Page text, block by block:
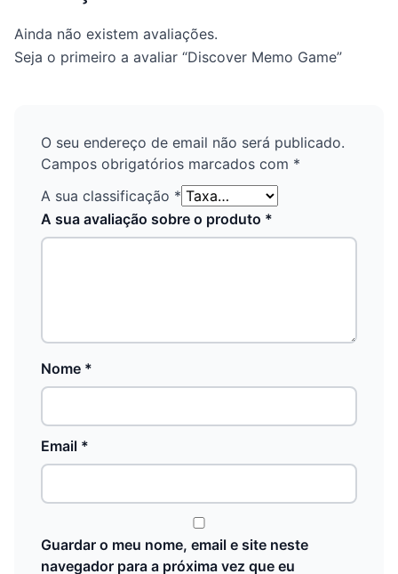
Ainda não existem avaliações.
Seja o primeiro a avaliar “Discover Memo Game”
O seu endereço de email não será publicado.
Campos obrigatórios marcados com *
A sua classificação *
A sua avaliação sobre o produto *
Nome *
Email *
Guardar o meu nome, email e site neste
navegador para a próxima vez que eu